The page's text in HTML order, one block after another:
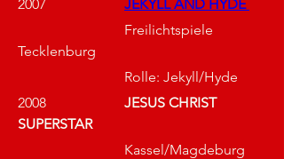
JEKYLL AND HYDE
Freilichtspiele
Tecklenburg
			Rolle: Jekyll/Hyde
JESUS CHRIST
SUPERSTAR
Kassel/Magdeburg